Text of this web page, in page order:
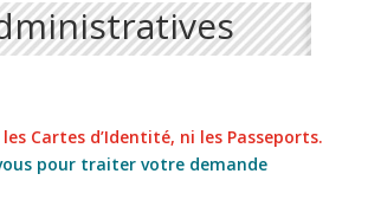
Cartes d’Identité, ni les Passeports.
pour traiter votre demande